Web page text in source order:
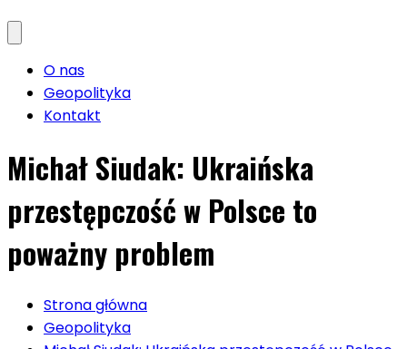
O nas
Geopolityka
Kontakt
Michał Siudak: Ukraińska
przestępczość w Polsce to
poważny problem
Strona główna
Geopolityka